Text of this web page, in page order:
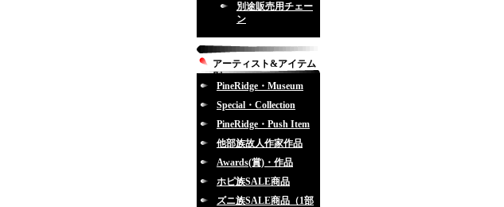
別途販売用チェー
ン
アーティスト&アイテム
別
PineRidge・Museum
Special・Collection
PineRidge・Push Item
他部族故人作家作品
Awards(賞)・作品
ホピ族SALE商品
ズニ族SALE商品（1部